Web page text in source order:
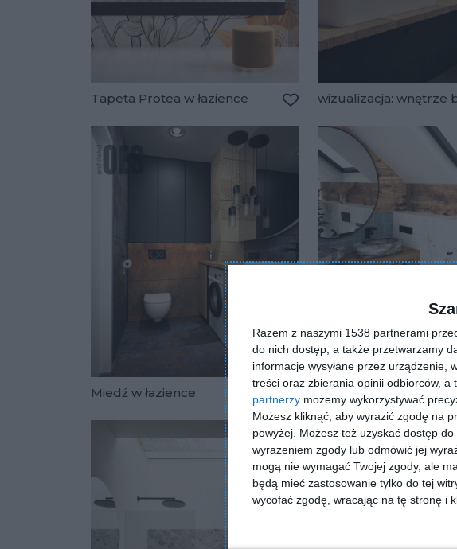
Razem z naszymi 1538 partnerami
do nich dostęp, a także przetwarzamy
informacje wysyłane przez
treści oraz zbierania opinii odbiorców, a
partnerzy możemy wykorzystywać
Możesz kliknąć, aby wyrazić zgodę na
powyżej. Możesz też uzyskać dostęp
wyrażeniem zgody lub odmówić jej
mogą nie wymagać Twojej zgody, ale
będą mieć zastosowanie tylko do tej
wycofać zgodę, wracając na tę stronę i
Tapeta Protea w łazience wizualizacja: wnętrze
Miedź w łazience
Dodaj do ulubionych
Łazienka na poddaszu